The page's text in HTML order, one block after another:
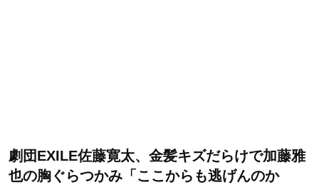
劇団EXILE佐藤寛太、金髪キズだらけで加藤雅
也の胸ぐらつかみ「ここからも逃げんのか